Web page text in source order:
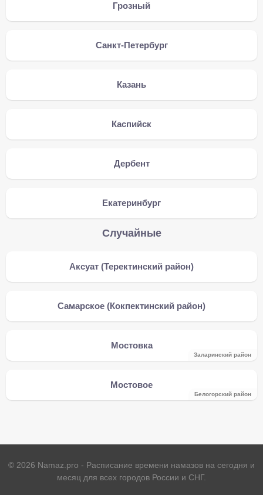
Грозный
Санкт-Петербург
Казань
Каспийск
Дербент
Екатеринбург
Случайные
Аксуат (Теректинский район)
Самарское (Кокпектинский район)
Мостовка
Заларинский район
Мостовое
Белогорский район
© 2026 Namaz.pro - Расписание времени намазов на сегодня и
месяц для всех городов России и СНГ.